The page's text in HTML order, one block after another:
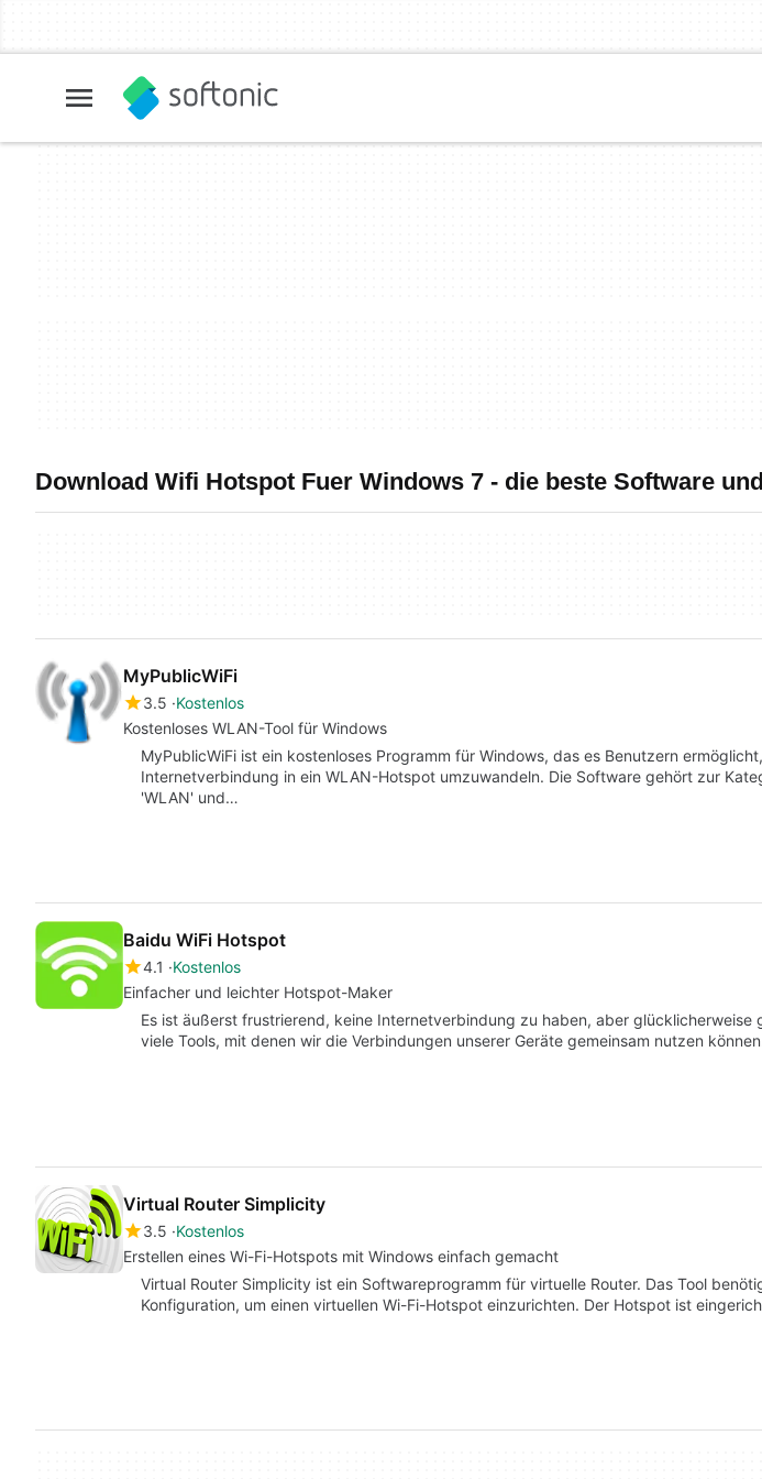
Download Wifi Hotspot Fuer Windows 7 - die beste Software
MyPublicWiFi
3.5 Kostenlos
Kostenloses WLAN-Tool für Windows
MyPublicWiFi ist ein kostenloses Programm für Windows, das es Benutzern
Internetverbindung in ein WLAN-Hotspot umzuwandeln. Die Software gehört zur
'WLAN' und…
Baidu WiFi Hotspot
4.1
Kostenlos
Einfacher und leichter Hotspot-Maker
Es ist äußerst frustrierend, keine Internetverbindung zu haben, aber glücklicherweise
viele Tools, mit denen wir die Verbindungen unserer Geräte gemeinsam nutzen
Virtual Router Simplicity
3.5 Kostenlos
Erstellen eines Wi-Fi-Hotspots mit Windows einfach gemacht
Virtual Router Simplicity ist ein Softwareprogramm für virtuelle Router. Das Tool
Konfiguration, um einen virtuellen Wi-Fi-Hotspot einzurichten. Der Hotspot ist